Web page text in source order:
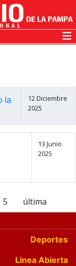
la
12 Diciembre
2025
13 Junio
2025
5 última
Deportes
Linea Abierta